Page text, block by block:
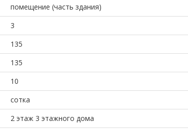
помещение (часть здания)
3
135
135
10
сотка
2 этаж 3 этажного дома